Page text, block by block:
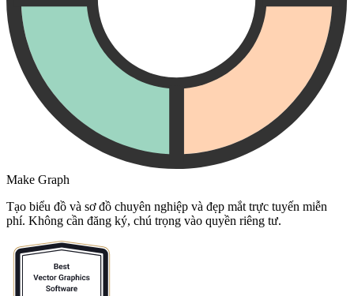
Make Graph
Tạo biểu đồ và sơ đồ chuyên nghiệp và đẹp mắt trực tuyến miễn
phí. Không cần đăng ký, chú trọng vào quyền riêng tư.